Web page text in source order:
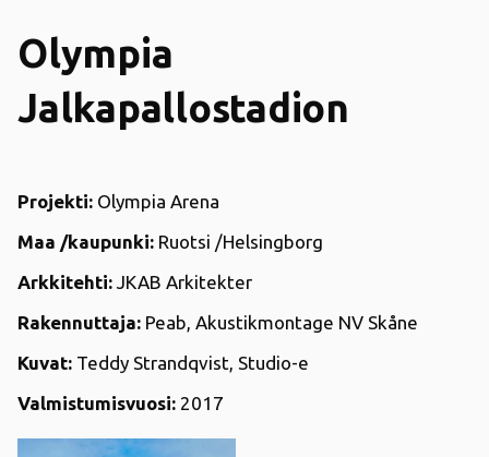
Olympia
Jalkapallostadion
Projekti: Olympia Arena
Maa /kaupunki: Ruotsi /Helsingborg
Arkkitehti: JKAB Arkitekter
Rakennuttaja: Peab, Akustikmontage NV Skåne
Kuvat: Teddy Strandqvist, Studio-e
Valmistumisvuosi: 2017